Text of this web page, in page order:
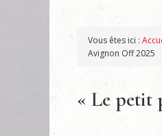
Vous êtes ici :
Avignon Off 2025
« Le petit